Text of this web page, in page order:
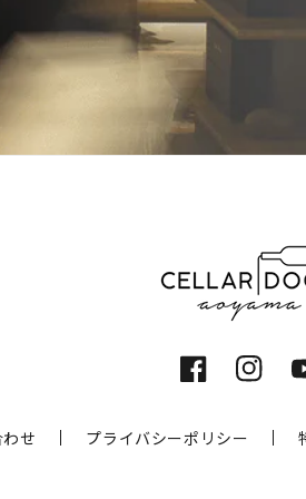
Facebook
せ プライバシーポリシー